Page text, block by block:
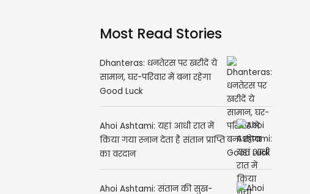
Most Read Stories
Dhanteras: धनतेरस पर खरीदें ये
सामान, घर-परिवार में बना रहेगा
Good Luck
Ahoi Ashtami: यहां आधी रात में
किया गया स्नान देता है संतान प्राप्ति
का वरदान
Ahoi Ashtami: संतान की सुख-